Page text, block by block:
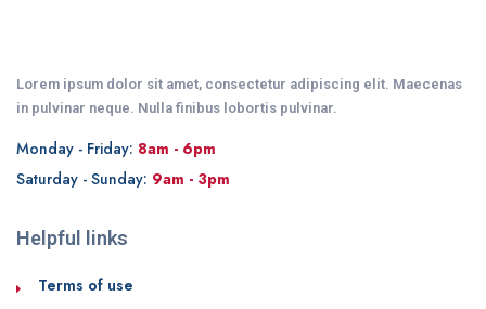
Lorem ipsum dolor sit amet, consectetur adipiscing elit. Maecenas
in pulvinar neque. Nulla finibus lobortis pulvinar.
Monday - Friday: 8am - 6pm
Saturday - Sunday: 9am - 3pm
Helpful links
Terms of use